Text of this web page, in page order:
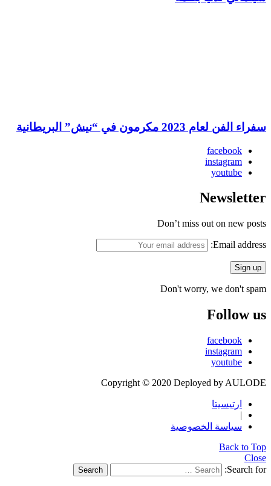
سفراء الفن لعام 2023 مكرمون في “نيش” البريطانية
facebook
instagram
youtube
Newsletter
Don’t miss out on new posts
Email address:
Don't worry, we don't spam
Follow us
facebook
instagram
youtube
Copyright © 2020 Deployed by AULODE
ارتيسيتا
|
سياسة الخصوصية
Back to Top
Close
Search for:
Search